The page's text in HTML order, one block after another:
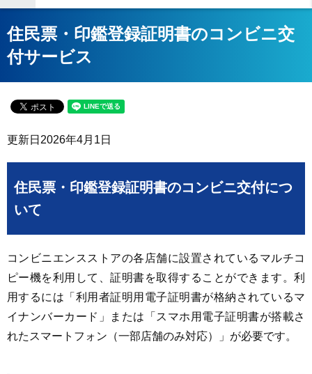
住民票・印鑑登録証明書のコンビニ交
付サービス
更新日 2026年4月1日
住民票・印鑑登録証明書のコンビニ交付につ
いて
コンビニエンスストアの各店舗に設置されているマルチコ
ピー機を利用して、証明書を取得することができます。利
用するには「利用者証明用電子証明書が格納されているマ
イナンバーカード」または「スマホ用電子証明書が搭載さ
れたスマートフォン（一部店舗のみ対応）」が必要です。